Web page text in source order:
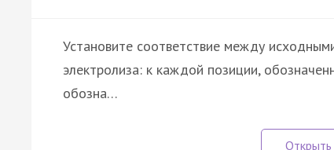
Установите соответствие между
электролиза: к каждой позиции,
обозна…